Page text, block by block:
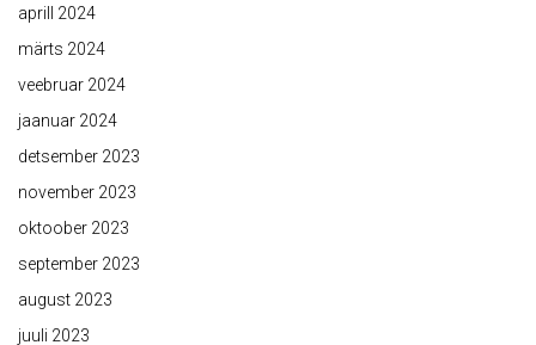
aprill 2024
märts 2024
veebruar 2024
jaanuar 2024
detsember 2023
november 2023
oktoober 2023
september 2023
august 2023
juuli 2023